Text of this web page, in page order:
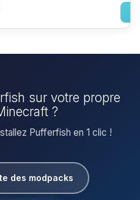
sur votre propre
?
Pufferfish en 1 clic !
des modpacks